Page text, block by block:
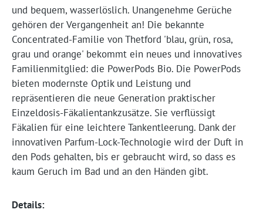
und bequem, wasserlöslich. Unangenehme Gerüche
gehören der Vergangenheit an! Die bekannte
Concentrated-Familie von Thetford 'blau, grün, rosa,
grau und orange' bekommt ein neues und innovatives
Familienmitglied: die PowerPods Bio. Die PowerPods
bieten modernste Optik und Leistung und
repräsentieren die neue Generation praktischer
Einzeldosis-Fäkalientankzusätze. Sie verflüssigt
Fäkalien für eine leichtere Tankentleerung. Dank der
innovativen Parfum-Lock-Technologie wird der Duft in
den Pods gehalten, bis er gebraucht wird, so dass es
kaum Geruch im Bad und an den Händen gibt.
Details: